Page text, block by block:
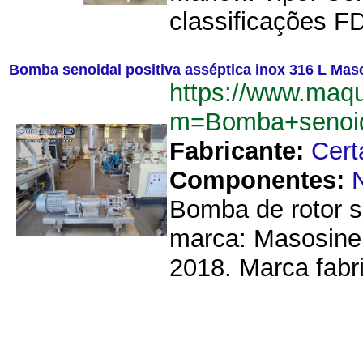
classificações
Bomba senoidal positiva asséptica inox 316 L
https://
Fabricante:
Componentes:
Bomba de rotor
marca:
2018. Marca